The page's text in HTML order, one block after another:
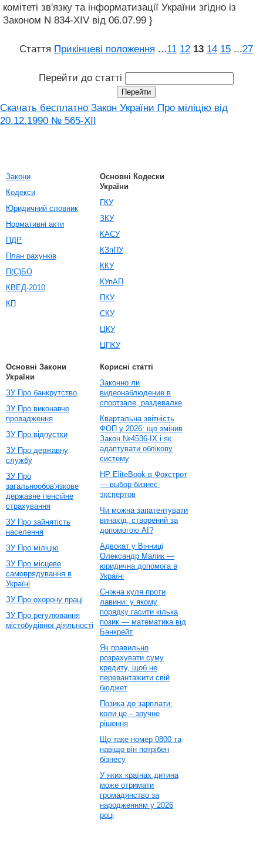
комітеті зв'язку та інформатизації України згідно із
Законом N 834-XIV від 06.07.99 }
Стаття Прикінцеві положення ...11 12 13 14 15 ...27
Перейти до статті
Скачать бесплатно Закон України Про міліцію від
20.12.1990 № 565-XII
Закони
Кодекси
Юридичний словник
Нормативні акти
ПДР
План рахунків
П(С)БО
КВЕД-2010
КП
Основні Кодески
України
ГКУ
ЗКУ
КАСУ
КЗпПУ
ККУ
КУпАП
ПКУ
СКУ
ЦКУ
ЦПКУ
Основні Закони
України
ЗУ Про банкрутство
ЗУ Про виконавче
провадження
ЗУ Про відпустки
ЗУ Про державну
службу
ЗУ Про
загальнообов'язкове
державне пенсійне
страхування
ЗУ Про зайнятість
населення
ЗУ Про міліцію
ЗУ Про місцеве
самоврядування в
Україні
ЗУ Про охорону праці
ЗУ Про регулювання
містобудівної діяльності
Корисні статті
Законно ли
видеонаблюдение в
спортзале, раздевалке
Квартальна звітність
ФОП у 2026: що змінив
Закон №4536-IX і як
адаптувати облікову
систему
HP EliteBook в Фокстрот
— выбор бизнес-
экспертов
Чи можна запатентувати
винахід, створений за
допомогою AI?
Адвокат у Вінниці
Олександр Малик —
юридична допомога в
Україні
Сніжна куля проти
лавини: у якому
порядку гасити кілька
позик — математика від
Банкрейт
Як правильно
розрахувати суму
кредиту, щоб не
перевантажити свій
бюджет
Позика до зарплати:
коли це – зручне
рішення
Що таке номер 0800 та
навіщо він потрібен
бізнесу
У яких країнах дитина
може отримати
громадянство за
народженням у 2026
році